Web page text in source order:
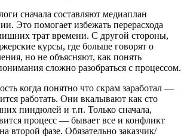
сначала составляют медиаплан
Это помогает избежать перерасхода
трат времени. С другой стороны,
курсы, где больше говорят о
но не объясняют, как понять
сложно разобраться с процессом.
когда понятно что скрам заработал —
работать. Они вкалывают как сто
пиндюлей и т.п. Только сначала,
процесс — бывает все и конфликт
второй фазе. Обязательно заказчик/